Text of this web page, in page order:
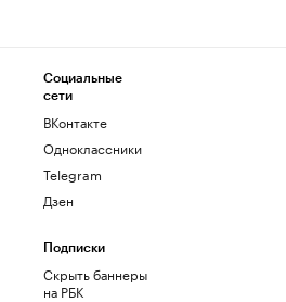
Социальные
сети
ВКонтакте
Одноклассники
Telegram
Дзен
Подписки
Скрыть баннеры
на РБК